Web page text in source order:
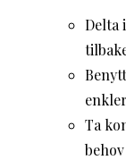
Delta
Ta
behov